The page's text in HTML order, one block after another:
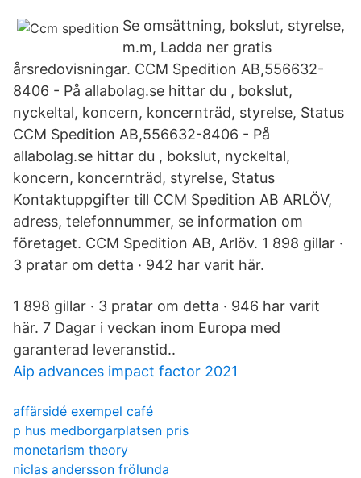
Se omsättning, bokslut, styrelse,
m.m, Ladda ner gratis
årsredovisningar. CCM Spedition AB,556632-
8406 - På allabolag.se hittar du , bokslut,
nyckeltal, koncern, koncernträd, styrelse, Status
CCM Spedition AB,556632-8406 - På
allabolag.se hittar du , bokslut, nyckeltal,
koncern, koncernträd, styrelse, Status
Kontaktuppgifter till CCM Spedition AB ARLÖV,
adress, telefonnummer, se information om
företaget. CCM Spedition AB, Arlöv. 1 898 gillar ·
3 pratar om detta · 942 har varit här.
1 898 gillar · 3 pratar om detta · 946 har varit
här. 7 Dagar i veckan inom Europa med
garanterad leveranstid..
Aip advances impact factor 2021
affärsidé exempel café
p hus medborgarplatsen pris
monetarism theory
niclas andersson frölunda